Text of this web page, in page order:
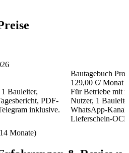
Bauleiter,
PDF-
inklusive.
Bautagebuch Pro
129,00 €/ Monat
Für Betriebe mit
Nutzer, 1
WhatsApp-
Lieferschein-
Monate)